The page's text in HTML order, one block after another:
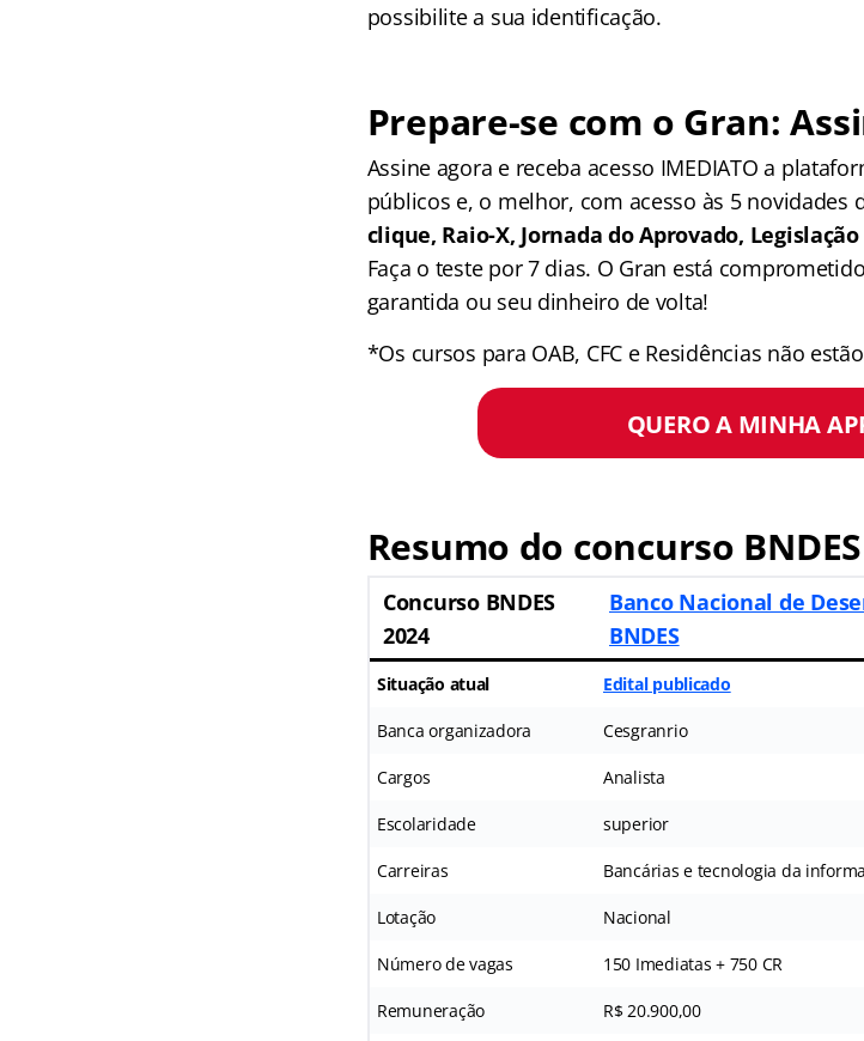
possibilite a sua identificação.
Prepare-se com o Gran:
Assine agora e receba acesso IMEDIATO a
públicos e, o melhor, com acesso às 5 novidades
clique, Raio-X, Jornada do Aprovado,
Faça o teste por 7 dias. O Gran está
garantida ou seu dinheiro de volta!
*Os cursos para OAB, CFC e Residências não
QUERO A MINHA
Resumo do concurso
Concurso BNDES
2024
Banco Nacional de
BNDES
Situação atual Edital publicado
Banca organizadora Cesgranrio
Cargos Analista
Escolaridade superior
Carreiras Bancárias e tecnologia da
Lotação Nacional
Número de vagas 150 Imediatas + 750 CR
Remuneração R$ 20.900,00